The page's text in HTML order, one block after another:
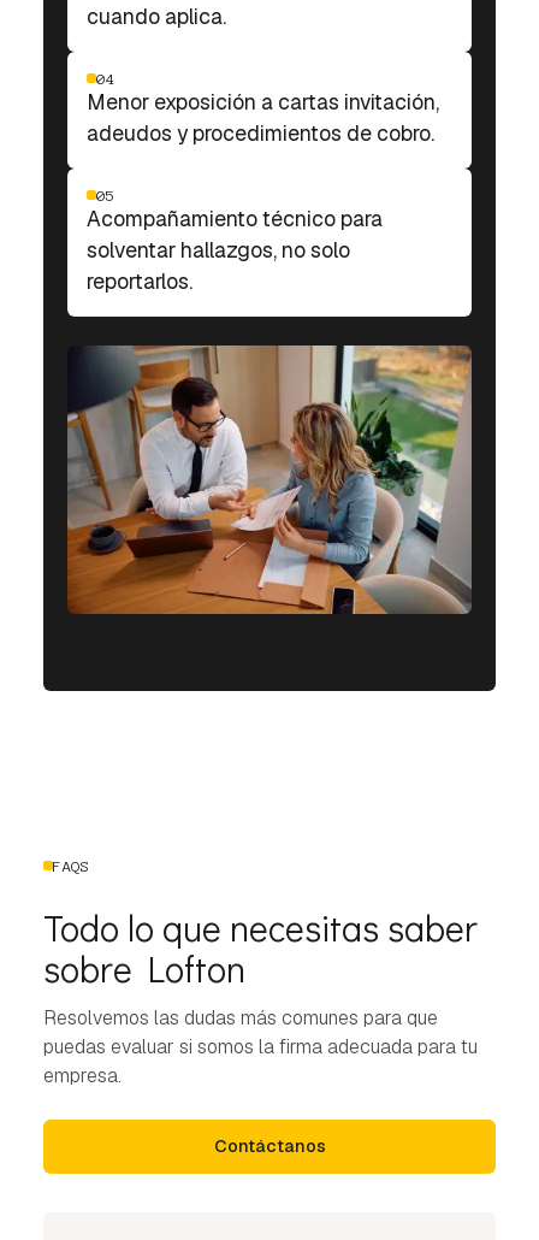
cuando aplica.
04
Menor exposición a cartas invitación,
adeudos y procedimientos de cobro.
05
Acompañamiento técnico para
solventar hallazgos, no solo
reportarlos.
FAQS
Todo lo que necesitas saber
sobre Lofton
Resolvemos las dudas más comunes para que
puedas evaluar si somos la firma adecuada para tu
empresa.
Contáctanos